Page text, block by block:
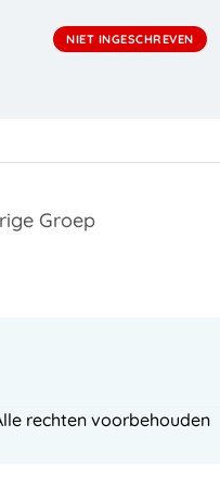
NIET INGESCHREVEN
Groep
rechten voorbehouden